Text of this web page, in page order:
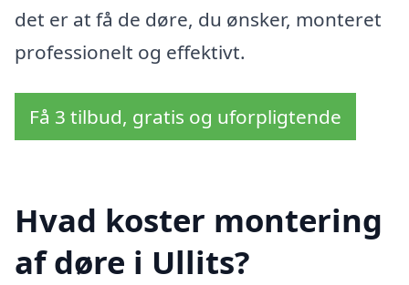
det er at få de døre, du ønsker, monteret
professionelt og effektivt.
Få 3 tilbud, gratis og uforpligtende
Hvad koster montering
af døre i Ullits?